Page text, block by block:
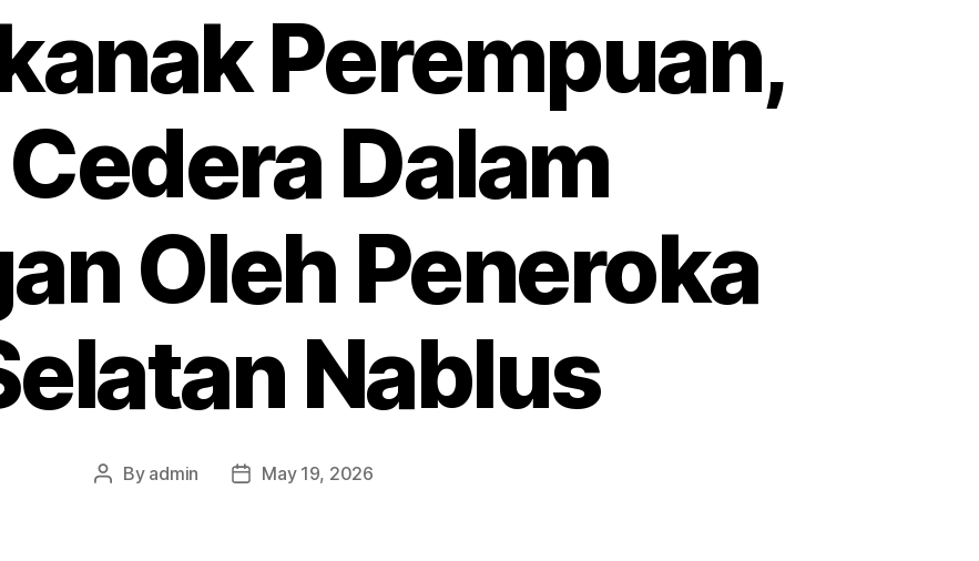
Perempuan,
Dalam
Oleh Peneroka
Nablus
Post
By admin
PostMay 19, 2026